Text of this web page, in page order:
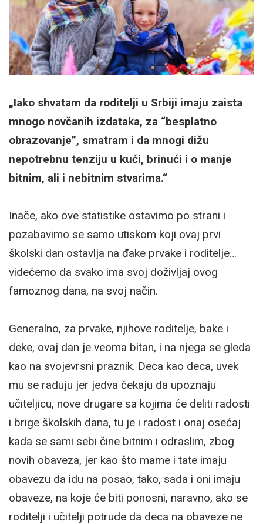
„Iako shvatam da roditelji u Srbiji imaju zaista
mnogo novčanih izdataka, za “besplatno
obrazovanje”, smatram i da mnogi dižu
nepotrebnu tenziju u kući, brinući i o manje
bitnim, ali i nebitnim stvarima.“
Inače, ako ove statistike ostavimo po strani i
pozabavimo se samo utiskom koji ovaj prvi
školski dan ostavlja na đake prvake i roditelje…
videćemo da svako ima svoj doživljaj ovog
famoznog dana, na svoj način.
Generalno, za prvake, njihove roditelje, bake i
deke, ovaj dan je veoma bitan, i na njega se gleda
kao na svojevrsni praznik. Deca kao deca, uvek
mu se raduju jer jedva čekaju da upoznaju
učiteljicu, nove drugare sa kojima će deliti radosti
i brige školskih dana, tu je i radost i onaj osećaj
kada se sami sebi čine bitnim i odraslim, zbog
novih obaveza, jer kao što mame i tate imaju
obavezu da idu na posao, tako, sada i oni imaju
obaveze, na koje će biti ponosni, naravno, ako se
roditelji i učitelji potrude da deca na obaveze ne